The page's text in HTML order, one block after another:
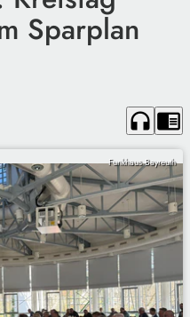
Sparplan
headphones chrome_reader_mode
Funkhaus Bayreuth